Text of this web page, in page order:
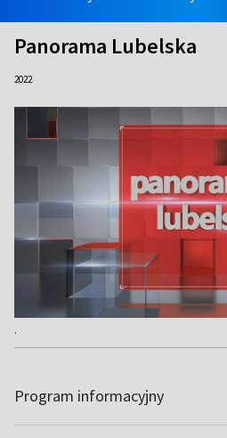
Panorama Lubelska
2022
.
Program informacyjny